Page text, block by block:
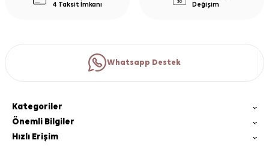
4 Taksit İmkanı
Değişim
Whatsapp Destek
Kategoriler
Önemli Bilgiler
Hızlı Erişim